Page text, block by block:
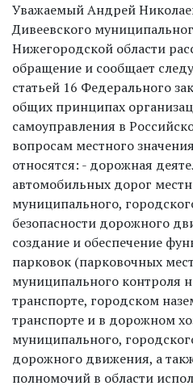
Уважаемый Андрей
Дивеевского
Нижегородской области
обращение и сообщает
статьей 16 Федерального
общих принципах
самоуправления в
вопросам местного
относятся: - дорожная
автомобильных дорог
муниципального,
безопасности дорожного
создание и обеспечение
парковок (парковочных
муниципального контроля
транспорте, городском
транспорте и в дорожном
муниципального,
дорожного движения, а
полномочий в области